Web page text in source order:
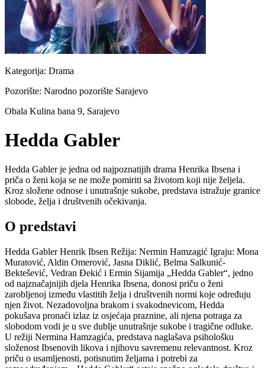
Kategorija: Drama
Pozorište: Narodno pozorište Sarajevo
Obala Kulina bana 9, Sarajevo
Hedda Gabler
Hedda Gabler je jedna od najpoznatijih drama Henrika Ibsena i
priča o ženi koja se ne može pomiriti sa životom koji nije željela.
Kroz složene odnose i unutrašnje sukobe, predstava istražuje granice
slobode, želja i društvenih očekivanja.
O predstavi
Hedda Gabler Henrik Ibsen Režija: Nermin Hamzagić Igraju: Mona
Muratović, Aldin Omerović, Jasna Diklić, Belma Salkunić-
Bektešević, Vedran Đekić i Ermin Sijamija „Hedda Gabler“, jedno
od najznačajnijih djela Henrika Ibsena, donosi priču o ženi
zarobljenoj između vlastitih želja i društvenih normi koje određuju
njen život. Nezadovoljna brakom i svakodnevicom, Hedda
pokušava pronaći izlaz iz osjećaja praznine, ali njena potraga za
slobodom vodi je u sve dublje unutrašnje sukobe i tragične odluke.
U režiji Nermina Hamzagića, predstava naglašava psihološku
složenost Ibsenovih likova i njihovu savremenu relevantnost. Kroz
priču o usamljenosti, potisnutim željama i potrebi za